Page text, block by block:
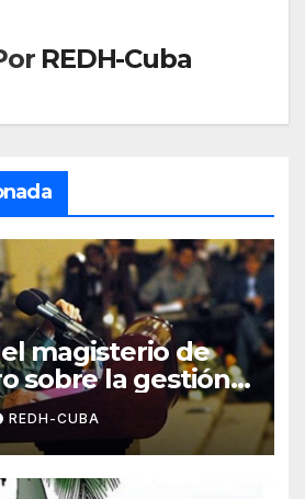
REDH-Cuba
magisterio de
sobre la gestión
revolucionario.
Guach Estévez
REDH-CUBA